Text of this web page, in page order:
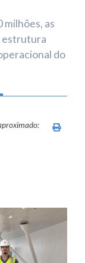
milhões, as
estrutura
do